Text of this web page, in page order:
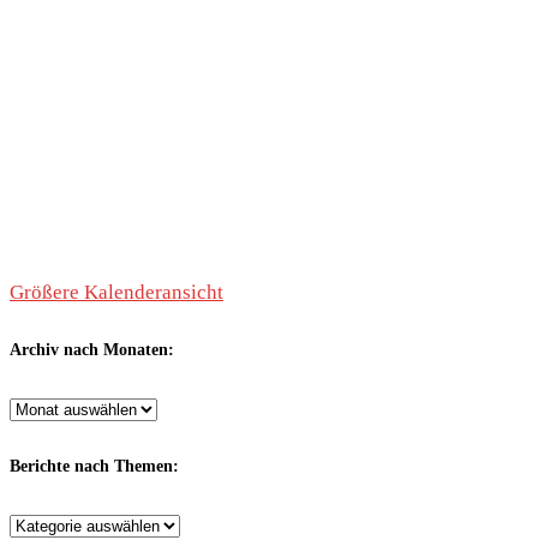
Größere Kalenderansicht
Archiv nach Monaten:
Archiv
Monaten:
Berichte nach Themen:
Berichte